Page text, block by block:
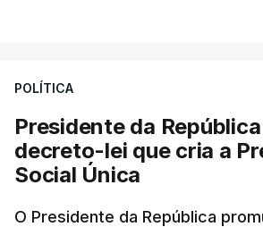
POLÍTICA
Presidente da
decreto-lei que cria a
Social Única
O Presidente da República